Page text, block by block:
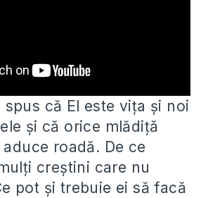
spus că El este vița și noi
și că orice mlădiță
aduce roadă. De ce
creștini care nu
pot și trebuie ei să facă